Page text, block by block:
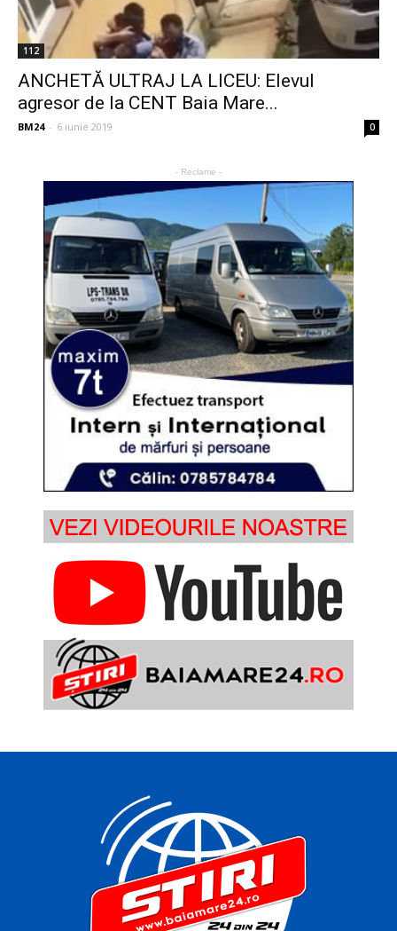
112
ANCHETĂ ULTRAJ LA LICEU: Elevul
agresor de la CENT Baia Mare...
BM24 - 6 iunie 2019 0
- Reclame -